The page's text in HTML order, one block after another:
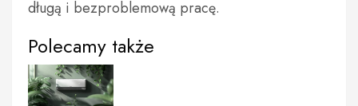
długą i bezproblemową pracę.
Polecamy także